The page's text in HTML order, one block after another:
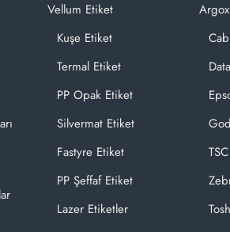
Vellum Etiket
Kuşe Etiket
Termal Etiket
PP Opak Etiket
Silvermat Etiket
Fastyre Etiket
PP Şeffaf Etiket
Lazer Etiketler